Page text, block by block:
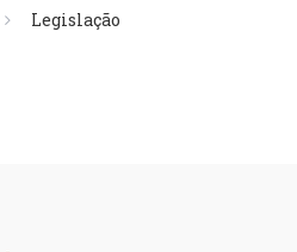
Legislação